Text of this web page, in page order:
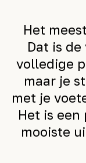
Het
Dat is
volledige
maar je
met je
Het is
mooiste